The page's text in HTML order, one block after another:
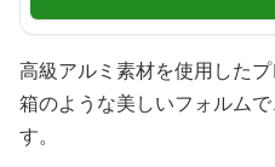
高級アルミ素材を使用したプ
箱のような美しいフォルム
す。